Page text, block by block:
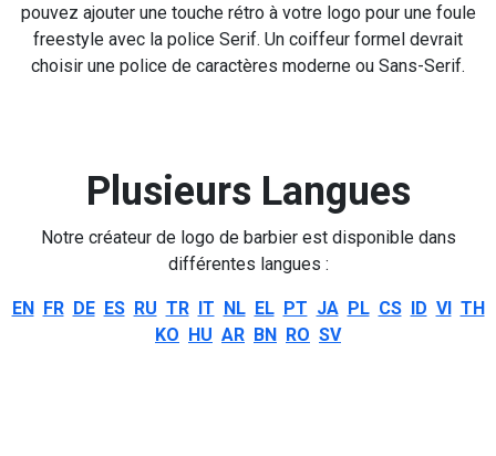
pouvez ajouter une touche rétro à votre logo pour une foule
freestyle avec la police Serif. Un coiffeur formel devrait
choisir une police de caractères moderne ou Sans-Serif.
Plusieurs Langues
Notre créateur de logo de barbier est disponible dans
différentes langues :
EN FR DE ES RU TR IT NL EL PT JA PL CS ID VI TH
KO HU AR BN RO SV